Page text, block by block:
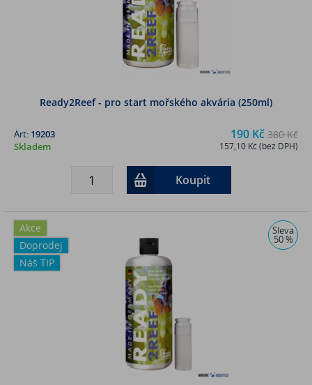
Ready2Reef - pro start mořského akvária (250ml)
190 Kč 380 Kč
157,10 Kč (bez DPH)
Art: 19203
Skladem
Koupit
Akce
Doprodej
Náš TIP
Sleva
50 %